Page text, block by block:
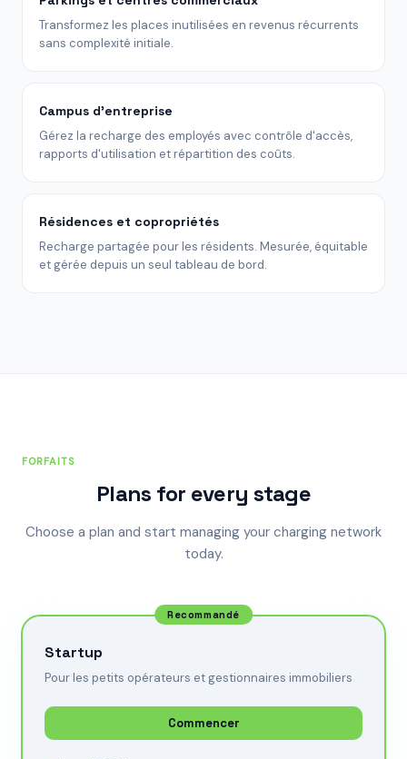
Transformez les places inutilisées en revenus récurrents
sans complexité initiale.
Campus d'entreprise
Gérez la recharge des employés avec contrôle d'accès,
rapports d'utilisation et répartition des coûts.
Résidences et copropriétés
Recharge partagée pour les résidents. Mesurée, équitable
et gérée depuis un seul tableau de bord.
FORFAITS
Plans for every stage
Choose a plan and start managing your charging network
today.
Recommandé
Startup
Pour les petits opérateurs et gestionnaires immobiliers
Commencer